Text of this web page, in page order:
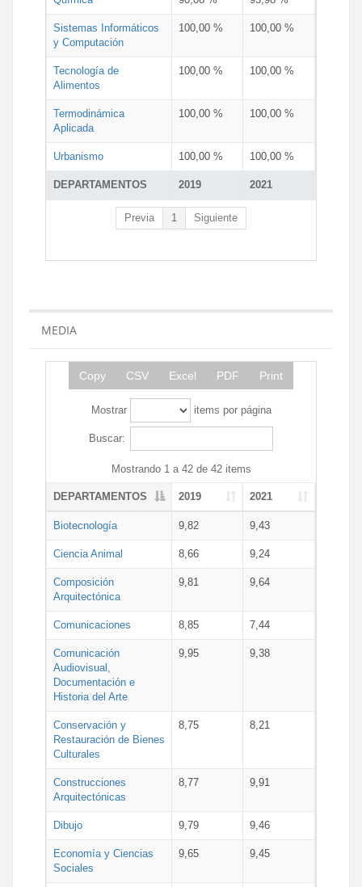
DEPARTAMENTOS 2019 2021
Sistemas Informáticos
y Computación
100,00 % 100,00 %
Tecnología de
Alimentos
100,00 % 100,00 %
Termodinámica
Aplicada
100,00 % 100,00 %
Urbanismo 100,00 % 100,00 %
Previa 1 Siguiente
MEDIA
Copy CSV Excel PDF Print
Mostrar items por página
Buscar:
Mostrando 1 a 42 de 42 items
DEPARTAMENTOS 2019 2021
Biotecnología 9,82 9,43
Ciencia Animal 8,66 9,24
Composición
Arquitectónica
9,81 9,64
Comunicaciones 8,85 7,44
Comunicación
Audiovisual,
Documentación e
Historia del Arte
9,95 9,38
Conservación y
Restauración de Bienes
Culturales
8,75 8,21
Construcciones
Arquitectónicas
8,77 9,91
Dibujo 9,79 9,46
Economía y Ciencias
Sociales
9,65 9,45